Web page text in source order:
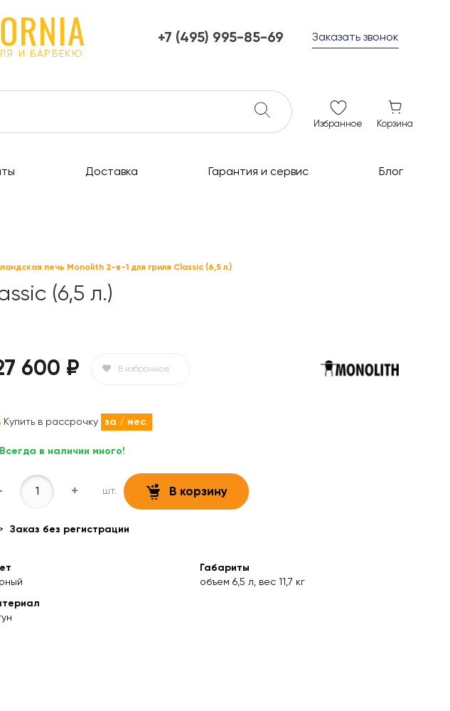
И БАРБЕКЮ
+7 (495) 995-85-69
ежедневно с 10 до 21
Заказать звонок
Избранное Корзина
Доставка Гарантия и сервис Блог
печь Monolith 2-в-1 для гриля Classic (6,5 л.)
(6,5 л.)
600 ₽ В избранное
Купить в рассрочку за / мес.
Всегда в наличии много!
+ шт. В корзину
Заказ без регистрации
Габариты
объем 6,5 л, вес 11,7 кг